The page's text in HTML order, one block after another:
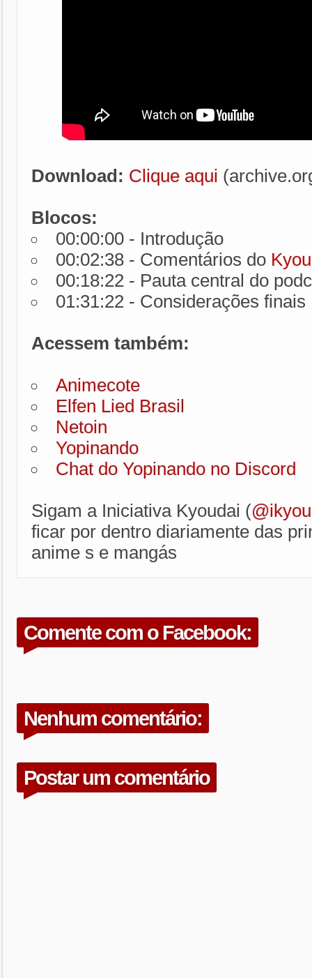
Download: Clique aqui
Blocos:
00:00:00 - Introdução
00:02:38 - Comentários do
00:18:22 - Pauta central do
01:31:22 - Considerações finais
Acessem também:
Animecote
Elfen Lied Brasil
Netoin
Yopinando
Chat do Yopinando no Discord
Sigam a Iniciativa Kyoudai (
ficar por dentro diariamente das
anime s e mangás
Comente com o Facebook:
Nenhum comentário:
Postar um comentário